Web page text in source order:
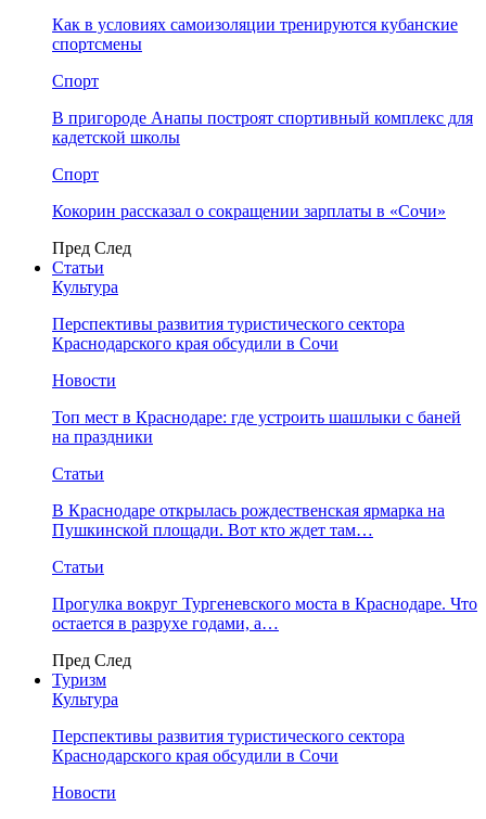
Как в условиях самоизоляции тренируются кубанские
спортсмены
Спорт
В пригороде Анапы построят спортивный комплекс для
кадетской школы
Спорт
Кокорин рассказал о сокращении зарплаты в «Сочи»
Пред След
Статьи
Культура
Перспективы развития туристического сектора
Краснодарского края обсудили в Сочи
Новости
Топ мест в Краснодаре: где устроить шашлыки с баней
на праздники
Статьи
В Краснодаре открылась рождественская ярмарка на
Пушкинской площади. Вот кто ждет там…
Статьи
Прогулка вокруг Тургеневского моста в Краснодаре. Что
остается в разрухе годами, а…
Пред След
Туризм
Культура
Перспективы развития туристического сектора
Краснодарского края обсудили в Сочи
Новости